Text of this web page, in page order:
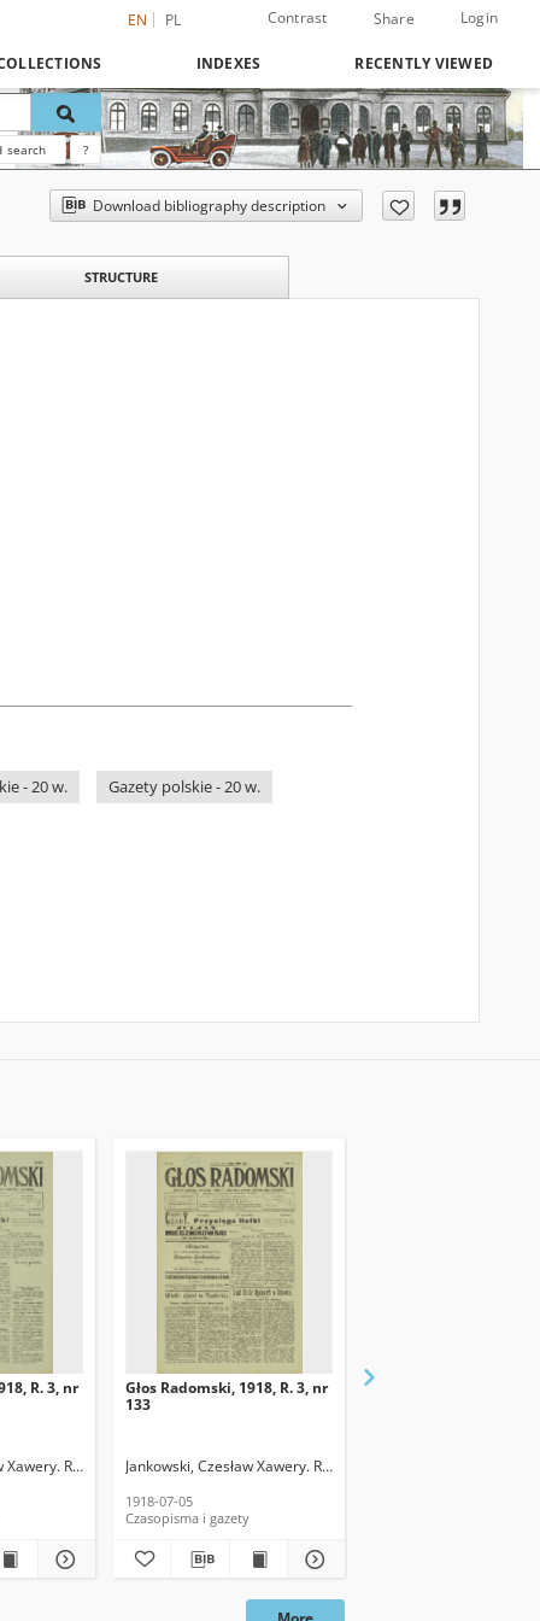
EN PL Contrast Share Login
INDEXES RECENTLY VIEWED
search ?
Download bibliography description
STRUCTURE
- 20 w.
Gazety polskie - 20 w.
R. 3, nr
Red.
Głos Radomski, 1918, R. 3, nr
133
Jankowski, Czesław Xawery. Red.
1918-07-05
Czasopisma i gazety